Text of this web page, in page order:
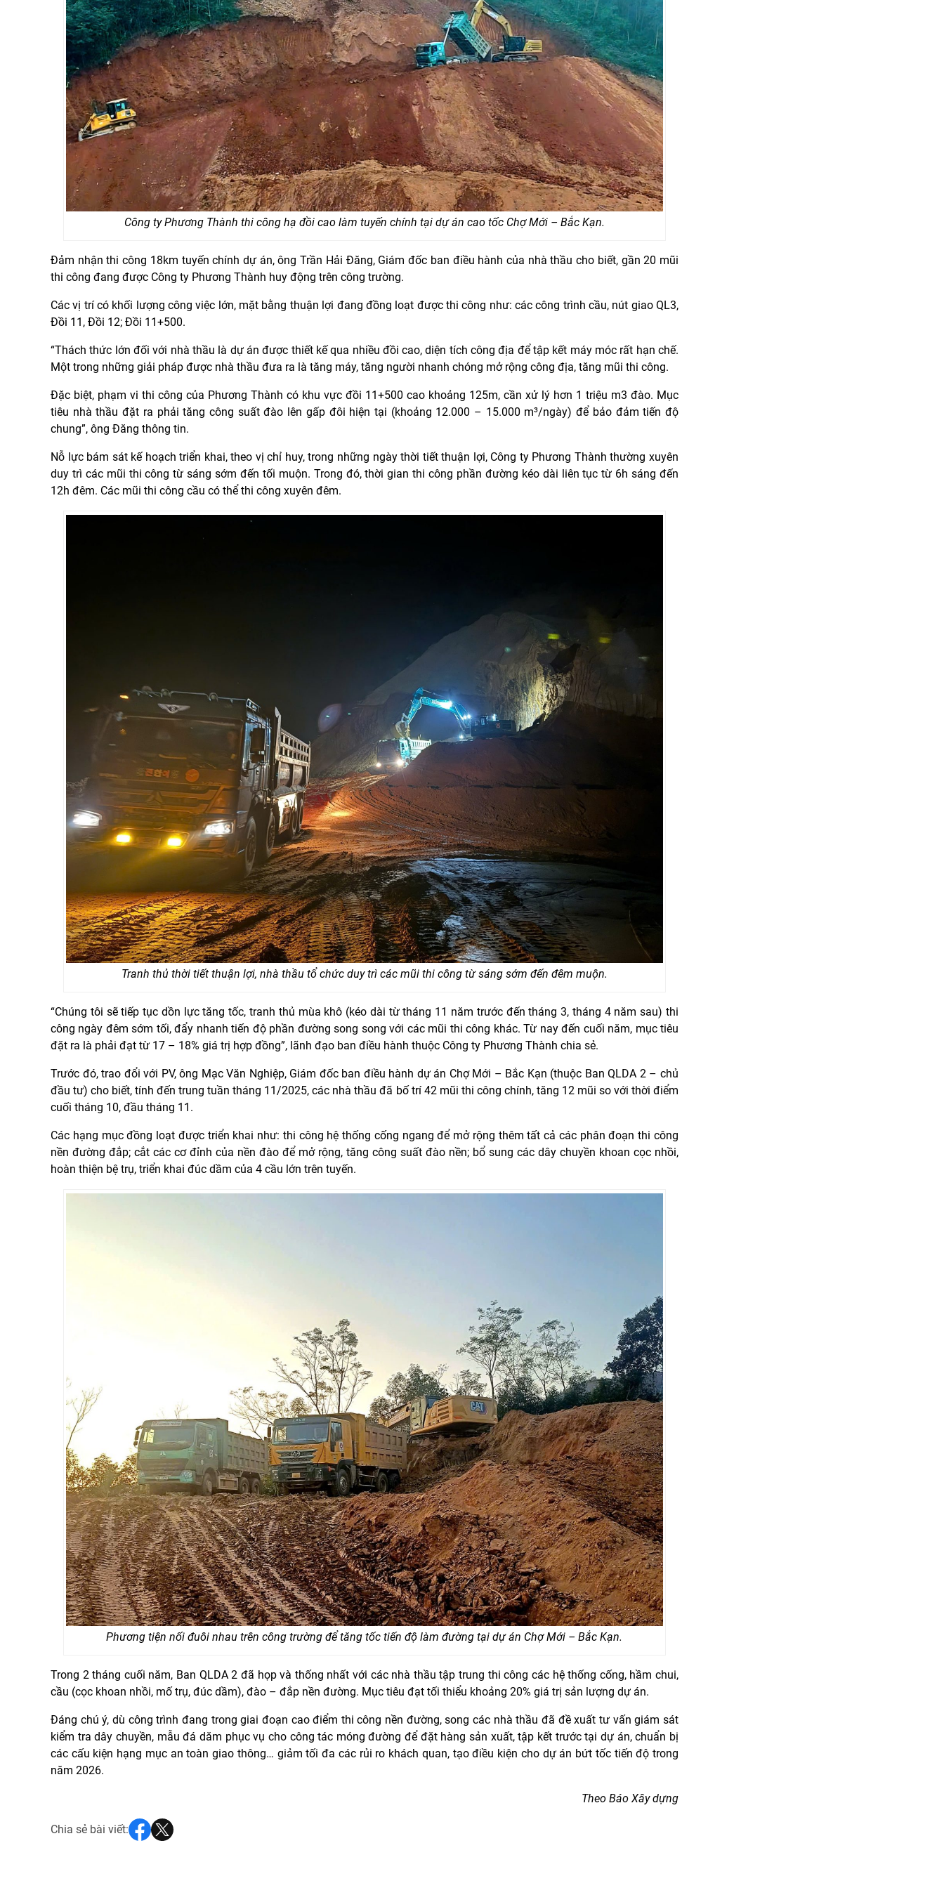
Công ty Phương Thành thi công hạ đồi cao làm tuyến chính tại dự án cao tốc Chợ Mới – Bắc Kạn.
Đảm nhận thi công 18km tuyến chính dự án, ông Trần Hải Đăng, Giám đốc ban điều hành của nhà thầu cho biết, gần 20 mũi
thi công đang được Công ty Phương Thành huy động trên công trường.
Các vị trí có khối lượng công việc lớn, mặt bằng thuận lợi đang đồng loạt được thi công như: các công trình cầu, nút giao QL3,
Đồi 11, Đồi 12; Đồi 11+500.
“Thách thức lớn đối với nhà thầu là dự án được thiết kế qua nhiều đồi cao, diện tích công địa để tập kết máy móc rất hạn chế.
Một trong những giải pháp được nhà thầu đưa ra là tăng máy, tăng người nhanh chóng mở rộng công địa, tăng mũi thi công.
Đặc biệt, phạm vi thi công của Phương Thành có khu vực đồi 11+500 cao khoảng 125m, cần xử lý hơn 1 triệu m3 đào. Mục
tiêu nhà thầu đặt ra phải tăng công suất đào lên gấp đôi hiện tại (khoảng 12.000 – 15.000 m³/ngày) để bảo đảm tiến độ
chung”, ông Đăng thông tin.
Nỗ lực bám sát kế hoạch triển khai, theo vị chỉ huy, trong những ngày thời tiết thuận lợi, Công ty Phương Thành thường xuyên
duy trì các mũi thi công từ sáng sớm đến tối muộn. Trong đó, thời gian thi công phần đường kéo dài liên tục từ 6h sáng đến
12h đêm. Các mũi thi công cầu có thể thi công xuyên đêm.
Tranh thủ thời tiết thuận lợi, nhà thầu tổ chức duy trì các mũi thi công từ sáng sớm đến đêm muộn.
“Chúng tôi sẽ tiếp tục dồn lực tăng tốc, tranh thủ mùa khô (kéo dài từ tháng 11 năm trước đến tháng 3, tháng 4 năm sau) thi
công ngày đêm sớm tối, đẩy nhanh tiến độ phần đường song song với các mũi thi công khác. Từ nay đến cuối năm, mục tiêu
đặt ra là phải đạt từ 17 – 18% giá trị hợp đồng”, lãnh đạo ban điều hành thuộc Công ty Phương Thành chia sẻ.
Trước đó, trao đổi với PV, ông Mạc Văn Nghiệp, Giám đốc ban điều hành dự án Chợ Mới – Bắc Kạn (thuộc Ban QLDA 2 – chủ
đầu tư) cho biết, tính đến trung tuần tháng 11/2025, các nhà thầu đã bố trí 42 mũi thi công chính, tăng 12 mũi so với thời điểm
cuối tháng 10, đầu tháng 11.
Các hạng mục đồng loạt được triển khai như: thi công hệ thống cống ngang để mở rộng thêm tất cả các phân đoạn thi công
nền đường đắp; cắt các cơ đỉnh của nền đào để mở rộng, tăng công suất đào nền; bổ sung các dây chuyền khoan cọc nhồi,
hoàn thiện bệ trụ, triển khai đúc dầm của 4 cầu lớn trên tuyến.
Phương tiện nối đuôi nhau trên công trường để tăng tốc tiến độ làm đường tại dự án Chợ Mới – Bắc Kạn.
Trong 2 tháng cuối năm, Ban QLDA 2 đã họp và thống nhất với các nhà thầu tập trung thi công các hệ thống cống, hầm chui,
cầu (cọc khoan nhồi, mố trụ, đúc dầm), đào – đắp nền đường. Mục tiêu đạt tối thiểu khoảng 20% giá trị sản lượng dự án.
Đáng chú ý, dù công trình đang trong giai đoạn cao điểm thi công nền đường, song các nhà thầu đã đề xuất tư vấn giám sát
kiểm tra dây chuyền, mẫu đá dăm phục vụ cho công tác móng đường để đặt hàng sản xuất, tập kết trước tại dự án, chuẩn bị
các cấu kiện hạng mục an toàn giao thông… giảm tối đa các rủi ro khách quan, tạo điều kiện cho dự án bứt tốc tiến độ trong
năm 2026.
Theo Báo Xây dựng
Chia sẻ bài viết: